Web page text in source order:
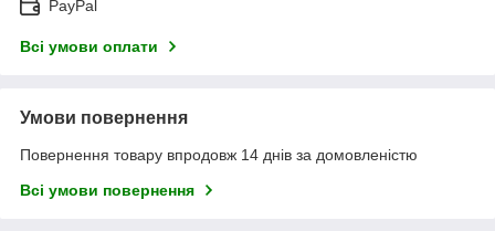
PayPal
Всі умови оплати
Умови повернення
Повернення товару впродовж 14 днів за домовленістю
Всі умови повернення